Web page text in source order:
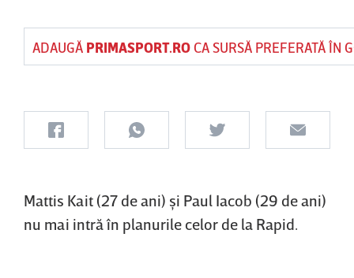
ADAUGĂ PRIMASPORT.ROCA SURSĂ PREFERATĂ ÎN
Mattis Kait (27 de ani) şi Paul Iacob (29 de ani)
nu mai intră în planurile celor de la Rapid.